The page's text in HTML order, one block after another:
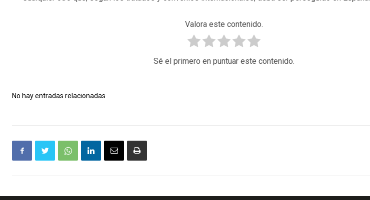
Valora este contenido.
Sé el primero en puntuar este contenido.
No hay entradas relacionadas